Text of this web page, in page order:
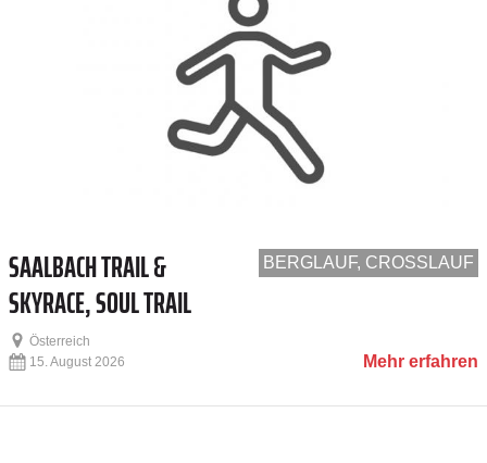
BERGLAUF, CROSSLAUF
SAALBACH TRAIL &
SKYRACE, SOUL TRAIL
Österreich
Mehr erfahren
15. August 2026